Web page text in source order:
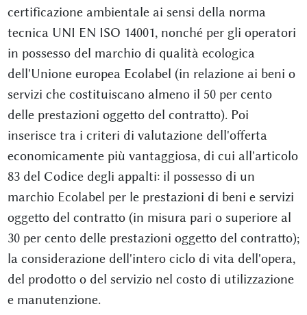
certificazione ambientale ai sensi della norma
tecnica UNI EN ISO 14001, nonché per gli operatori
in possesso del marchio di qualità ecologica
dell'Unione europea Ecolabel (in relazione ai beni o
servizi che costituiscano almeno il 50 per cento
delle prestazioni oggetto del contratto). Poi
inserisce tra i criteri di valutazione dell'offerta
economicamente più vantaggiosa, di cui all'articolo
83 del Codice degli appalti: il possesso di un
marchio Ecolabel per le prestazioni di beni e servizi
oggetto del contratto (in misura pari o superiore al
30 per cento delle prestazioni oggetto del contratto);
la considerazione dell'intero ciclo di vita dell'opera,
del prodotto o del servizio nel costo di utilizzazione
e manutenzione.